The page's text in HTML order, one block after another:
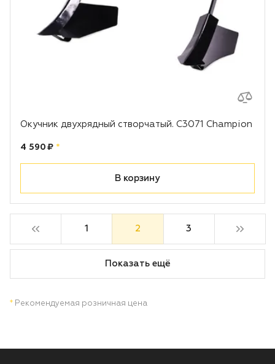
Окучник двухрядный створчатый. C3071 Champion
Цена:
4 590 ₽ рублей
*
В корзину
1 2 3
Показать ещё
* Рекомендуемая розничная цена